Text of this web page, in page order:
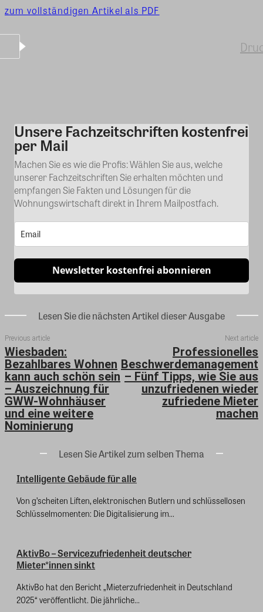
zum vollständigen Artikel als PDF
Kommentar
Unsere Fachzeitschriften kostenfrei
per Mail
Machen Sie es wie die Profis: Wählen Sie aus, welche
unserer Fachzeitschriften Sie erhalten möchten und
empfangen Sie Fakten und Lösungen für die
Wohnungswirtschaft direkt in Ihrem Mailpostfach.
Newsletter kostenfrei abonnieren
Lesen Sie die nächsten Artikel dieser Ausgabe
Previous article
Wiesbaden:
Bezahlbares Wohnen
kann auch schön sein
– Auszeichnung für
GWW-Wohnhäuser
und eine weitere
Nominierung
Next article
Professionelles
Beschwerdemanagement
– Fünf Tipps, wie Sie aus
unzufriedenen wieder
zufriedene Mieter
machen
Lesen Sie Artikel zum selben Thema
Intelligente Gebäude für alle
Von g’scheiten Liften, elektronischen Butlern und schlüssellosen
Schlüsselmomenten: Die Digitalisierung im...
AktivBo – Servicezufriedenheit deutscher
Mieter*innen sinkt
AktivBo hat den Bericht „Mieterzufriedenheit in Deutschland
2025“ veröffentlicht. Die jährliche...